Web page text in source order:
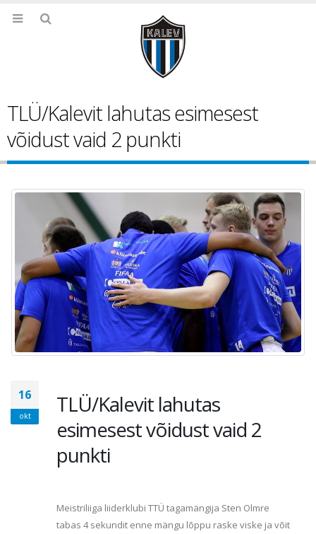
TLÜ/Kalevit lahutas esimesest
võidust vaid 2 punkti
16
okt
TLÜ/Kalevit lahutas
esimesest võidust vaid 2
punkti
Meistriliiga liiderklubi TTÜ tagamängija Sten Olmre
tabas 4 sekundit enne mängu lõppu raske viske ja võit